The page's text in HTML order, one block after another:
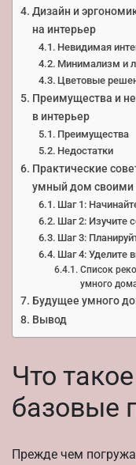
Дизайн и
на интерьер
Невидимая
Минимализм и
Цветовые
Преимущества и
в интерьер
Преимущества
Недостатки
Практические
умный дом своими
Шаг 1:
Шаг 2: Изучите
Шаг 3:
Шаг 4: Уделите
Список
умного
Будущее умного
Вывод
Что
базовые
Прежде чем